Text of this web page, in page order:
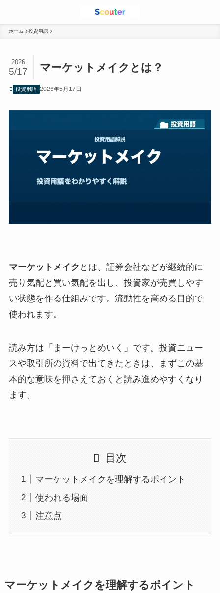
ホーム 投資用語
マーケットメイクとは？
2026
5/17
投資用語 2026年5月17日
マーケットメイク とは、証券会社などが継続的に
売り気配と買い気配を出し、投資家が売買しやす
い状態を作る仕組みです。流動性を高める目的で
使われます。
読み方は「まーけっとめいく」です。投資ニュー
スや取引所の資料で出てきたときは、まずこの基
本的な意味を押さえておくと読み進めやすくなり
ます。
目次
マーケットメイクを理解するポイント
使われる場面
注意点
マーケットメイクを理解するポイント